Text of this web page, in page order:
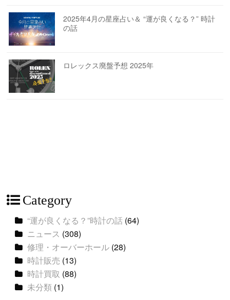
2025年4月の星座占い＆ “運が良くなる？” 時計
の話
ロレックス廃盤予想 2025年
Category
“運が良くなる？”時計の話 (64)
ニュース (308)
修理・オーバーホール (28)
時計販売 (13)
時計買取 (88)
未分類 (1)